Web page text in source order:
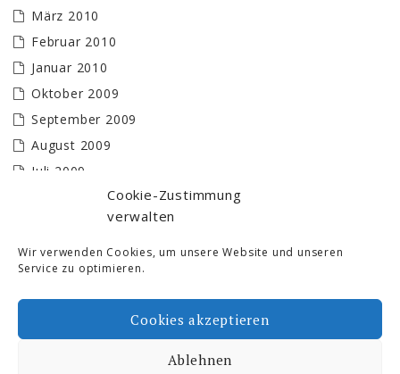
Cookie-Zustimmung
verwalten
Wir verwenden Cookies, um unsere Website und unseren
Service zu optimieren.
Cookies akzeptieren
Ablehnen
März 2010
Februar 2010
Januar 2010
Oktober 2009
September 2009
August 2009
Juli 2009
April 2009
März 2009
Februar 2009